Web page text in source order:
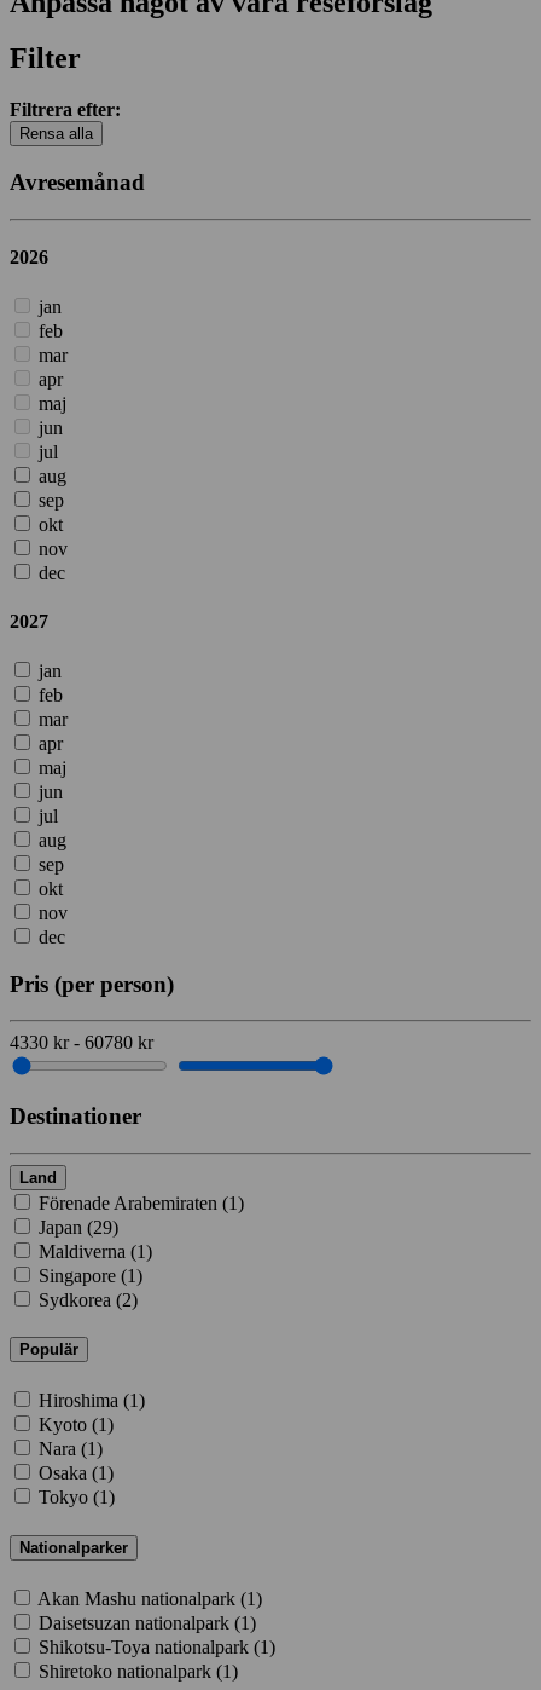
Filter
Filtrera efter:
Rensa alla
Avresemånad
2026
jan
feb
mar
apr
maj
jun
jul
aug
sep
okt
nov
dec
2027
jan
feb
mar
apr
maj
jun
jul
aug
sep
okt
nov
dec
Pris (per person)
4330 kr - 60780 kr
Destinationer
Land
Förenade Arabemiraten (1)
Japan (29)
Maldiverna (1)
Singapore (1)
Sydkorea (2)
Populär
Hiroshima (1)
Kyoto (1)
Nara (1)
Osaka (1)
Tokyo (1)
Nationalparker
Akan Mashu nationalpark (1)
Daisetsuzan nationalpark (1)
Shikotsu-Toya nationalpark (1)
Shiretoko nationalpark (1)